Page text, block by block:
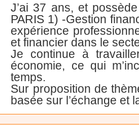
J’ai 37 ans, et
PARIS 1) -Gestion
expérience
et financier dans le
Je continue à
économie, ce qui
temps.
Sur proposition de
basée sur l’échange et